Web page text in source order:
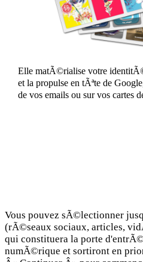
Elle matÃ©rialise votre
et la propulse en tÃªte de
de vos emails ou sur vos cartes
Vous pouvez sÃ©lectionner
(rÃ©seaux sociaux, articles,
qui constituera la porte
numÃ©rique et sortiront en